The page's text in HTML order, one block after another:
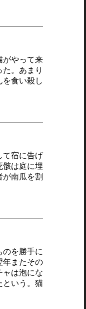
がやって来
。あまり
を食い殺し
て宿に告げ
骸は庭に埋
南瓜を割
のを勝手に
年またその
ャは泡にな
という。猫